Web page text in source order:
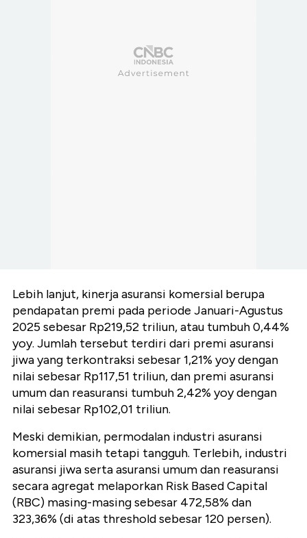
Lebih lanjut, kinerja asuransi komersial berupa
pendapatan premi pada periode Januari-Agustus
2025 sebesar Rp219,52 triliun, atau tumbuh 0,44%
yoy. Jumlah tersebut terdiri dari premi asuransi
jiwa yang terkontraksi sebesar 1,21% yoy dengan
nilai sebesar Rp117,51 triliun, dan premi asuransi
umum dan reasuransi tumbuh 2,42% yoy dengan
nilai sebesar Rp102,01 triliun.
Meski demikian, permodalan industri asuransi
komersial masih tetapi tangguh. Terlebih, industri
asuransi jiwa serta asuransi umum dan reasuransi
secara agregat melaporkan Risk Based Capital
(RBC) masing-masing sebesar 472,58% dan
323,36% (di atas threshold sebesar 120 persen).